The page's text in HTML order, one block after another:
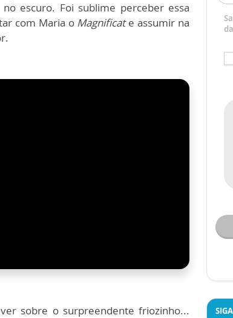
escuro. Foi sublime perceber essa
com Maria o Magnificate assumir na
sobre o surpreendente friozinho...